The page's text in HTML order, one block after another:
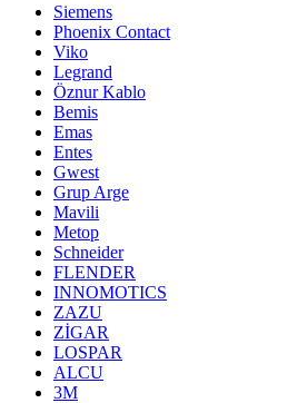
Siemens
Phoenix Contact
Viko
Legrand
Öznur Kablo
Bemis
Emas
Entes
Gwest
Grup Arge
Mavili
Metop
Schneider
FLENDER
INNOMOTICS
ZAZU
ZİGAR
LOSPAR
ALCU
3M